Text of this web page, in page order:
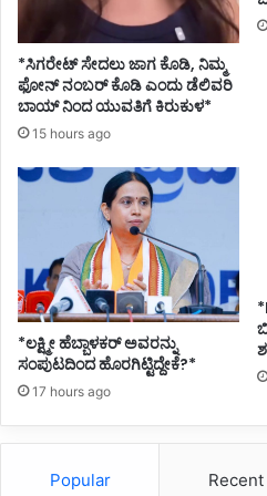
ಳಿ
ಗೆ
ಮ
ನ
ವಿ
*ಸಿಗರೇಟ್ ಸೇದಲು ಜಾಗ ಕೊಡಿ, ನಿಮ್ಮ
ಫೋನ್ ನಂಬರ್ ಕೊಡಿ ಎಂದು ಡೆಲಿವರಿ
ಬಾಯ್ ನಿಂದ ಯುವತಿಗೆ ಕಿರುಕುಳ*
15 hours ago
*ಲಕ್ಷ್ಮೀ ಹೆಬ್ಬಾಳಕರ್ ಅವರನ್ನು
ಸಂಪುಟದಿಂದ ಹೊರಗಿಟ್ಟಿದ್ದೇಕೆ?*
17 hours ago
Popular Recent